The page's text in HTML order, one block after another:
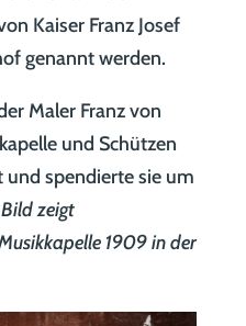
Kaiser Franz Josef
genannt werden.
Maler Franz von
und Schützen
und spendierte sie um
zeigt
1909 in der